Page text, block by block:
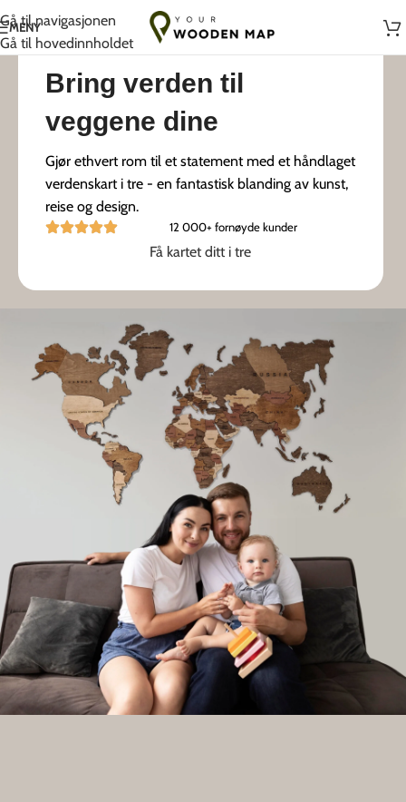
Gå til navigasjonen
Gå til hovedinnholdet
Håndlaget med kjærlighet i Litauen
MENY
Bring verden til
veggene dine
Gjør ethvert rom til et statement med et håndlaget
verdenskart i tre - en fantastisk blanding av kunst,
reise og design.
12 000+ fornøyde kunder
Få kartet ditt i tre